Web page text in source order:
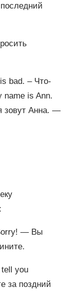
bad. – Что-
name is Ann.
Анна. —
— Вы
you
за поздний